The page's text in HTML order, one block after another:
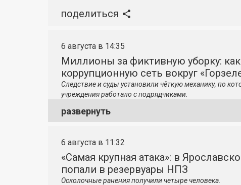
поделиться
6 августа в 14:35
Миллионы за фиктивную уборку:
коррупционную сеть вокруг
Следствие и суды установили чёткую механику, по
учреждения работало с подрядчиками.
развернуть
6 августа в 11:32
«Самая крупная атака»: в
попали в резервуары НПЗ
Осколочные ранения получили четыре человека.